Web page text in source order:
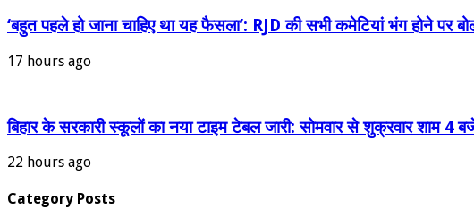
‘बहुत पहले हो जाना चाहिए था यह फैसला’: RJD की सभी कमेटियां भंग होने पर
17 hours ago
बिहार के सरकारी स्कूलों का नया टाइम टेबल जारी: सोमवार से शुक्रवार शाम 4
22 hours ago
Category Posts